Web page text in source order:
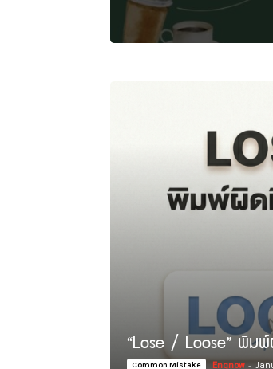
“Lose / Loose” พิมพ์
Common Mistake Engnow -